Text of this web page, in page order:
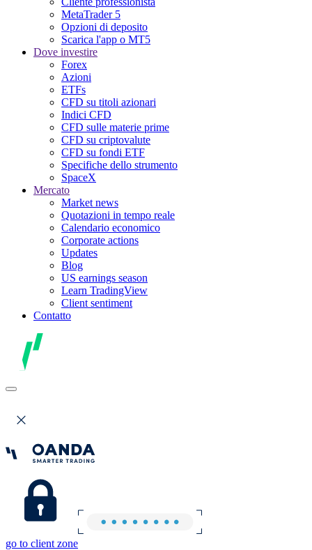
MetaTrader 5
Opzioni di deposito
Scarica l'app o MT5
Dove investire
Forex
Azioni
ETFs
CFD su titoli azionari
Indici CFD
CFD sulle materie prime
CFD su criptovalute
CFD su fondi ETF
Specifiche dello strumento
SpaceX
Mercato
Market news
Quotazioni in tempo reale
Calendario economico
Corporate actions
Updates
Blog
US earnings season
Learn TradingView
Client sentiment
Contatto
go to client zone